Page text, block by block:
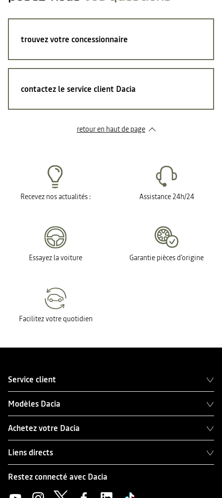
trouvez votre concessionnaire
contactez le service client Dacia
retour en haut de page​
Recevez nos actualités : Assistance 24h/24
Essayez la voiture Garantie pièces d'origine
Facilitez votre quotidien
Service client
Modèles Dacia
Achetez votre Dacia
Liens directs
Restez connecté avec Dacia